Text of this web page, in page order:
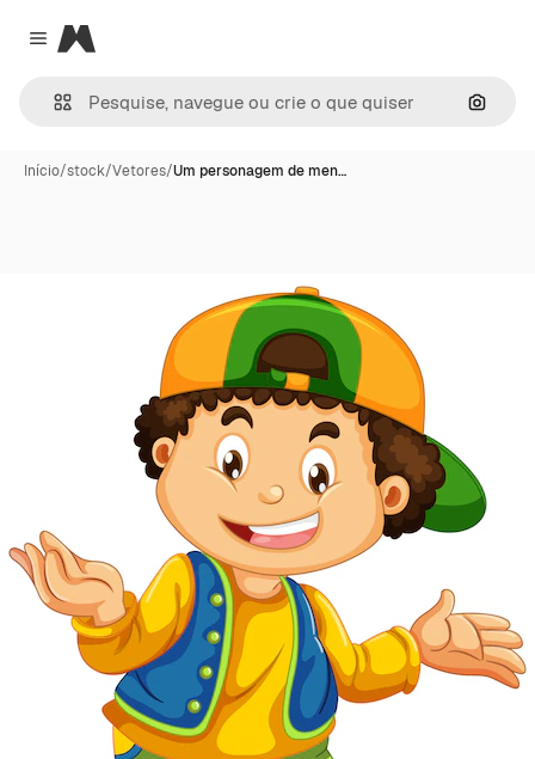
Close menu
Magnific
Início/stock/Vetores/Um personagem de men…